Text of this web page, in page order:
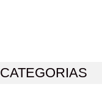
CATEGORIAS